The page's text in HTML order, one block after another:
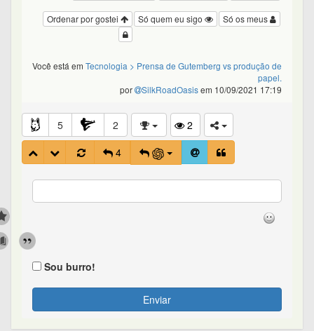
Só os meus
Só quem eu sigo
Ordenar por gostei
Você está em Tecnologia > Prensa de Gutemberg vs produção de
papel.
por
SilkRoadOasisem 10/09/2021 17:19
5 2
2
4
Sou burro!
Enviar